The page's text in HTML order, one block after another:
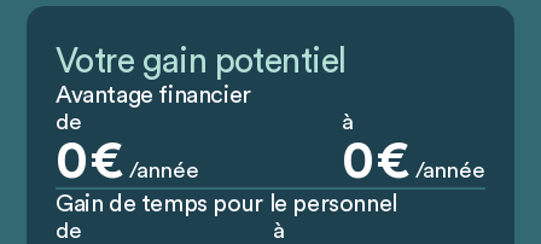
Votre gain potentiel
Avantage financier
de
0€ /année
à
0€ /année
Gain de temps pour le personnel
de à